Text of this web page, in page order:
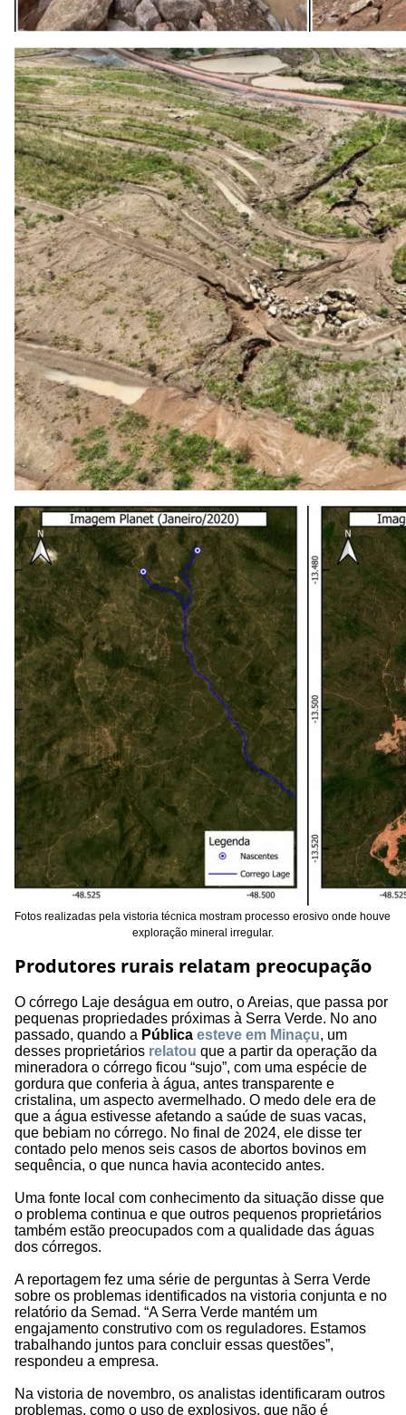
Fotos realizadas pela vistoria técnica mostram processo erosivo onde houve
exploração mineral irregular.
Produtores rurais relatam preocupação
O córrego Laje deságua em outro, o Areias, que passa por
pequenas propriedades próximas à Serra Verde. No ano
passado, quando a Pública esteve em Minaçu, um
desses proprietários relatou que a partir da operação da
mineradora o córrego ficou “sujo”, com uma espécie de
gordura que conferia à água, antes transparente e
cristalina, um aspecto avermelhado. O medo dele era de
que a água estivesse afetando a saúde de suas vacas,
que bebiam no córrego. No final de 2024, ele disse ter
contado pelo menos seis casos de abortos bovinos em
sequência, o que nunca havia acontecido antes.
Uma fonte local com conhecimento da situação disse que
o problema continua e que outros pequenos proprietários
também estão preocupados com a qualidade das águas
dos córregos.
A reportagem fez uma série de perguntas à Serra Verde
sobre os problemas identificados na vistoria conjunta e no
relatório da Semad. “A Serra Verde mantém um
engajamento construtivo com os reguladores. Estamos
trabalhando juntos para concluir essas questões”,
respondeu a empresa.
Na vistoria de novembro, os analistas identificaram outros
problemas, como o uso de explosivos, que não é